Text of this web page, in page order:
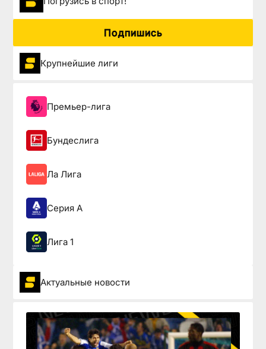
Подпишись
Крупнейшие лиги
Премьер-лига
Бундеслига
Ла Лига
Серия А
Лига 1
Актуальные новости